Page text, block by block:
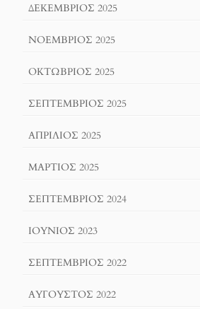
ΔΕΚΈΜΒΡΙΟΣ 2025
ΝΟΈΜΒΡΙΟΣ 2025
ΟΚΤΏΒΡΙΟΣ 2025
ΣΕΠΤΈΜΒΡΙΟΣ 2025
ΑΠΡΊΛΙΟΣ 2025
ΜΆΡΤΙΟΣ 2025
ΣΕΠΤΈΜΒΡΙΟΣ 2024
ΙΟΎΝΙΟΣ 2023
ΣΕΠΤΈΜΒΡΙΟΣ 2022
ΑΎΓΟΥΣΤΟΣ 2022